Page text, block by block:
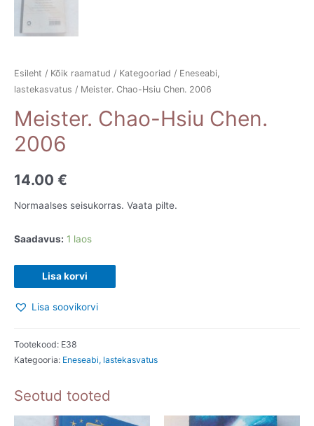
Esileht / Kõik raamatud / Kategooriad / Eneseabi,
lastekasvatus / Meister. Chao-Hsiu Chen. 2006
Meister. Chao-Hsiu Chen.
2006
14.00 €
Normaalses seisukorras. Vaata pilte.
Saadavus: 1 laos
Meister.
Chao-
Hsiu
2006
kogus
Lisa korvi
Lisa soovikorvi
Tootekood: E38
Kategooria: Eneseabi, lastekasvatus
Seotud tooted